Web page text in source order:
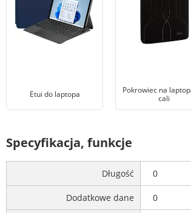
Etui do laptopa
Pokrowiec na
cali
Specyfikacja, funkcje
Długość 0
Dodatkowe dane 0